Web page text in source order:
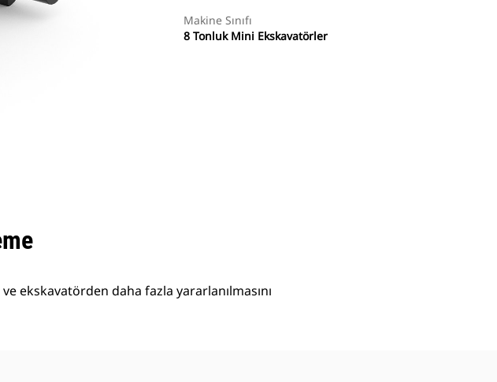
Makine Sınıfı
8 Tonluk Mini Ekskavatörler
ekskavatörden daha fazla yararlanılmasını